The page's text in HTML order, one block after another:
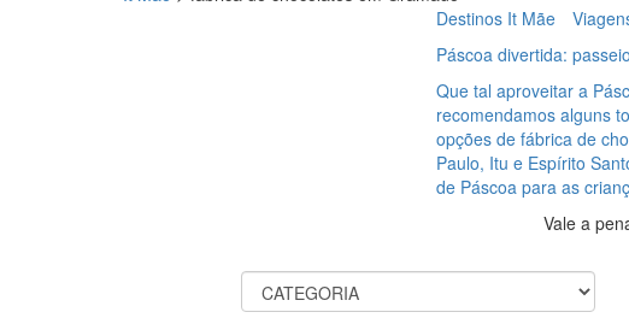
Destinos It Mãe
Páscoa divertida:
Que tal aproveitar a
recomendamos alguns
opções de fábrica de
Paulo, Itu e Espírito
de Páscoa para as
Vale a